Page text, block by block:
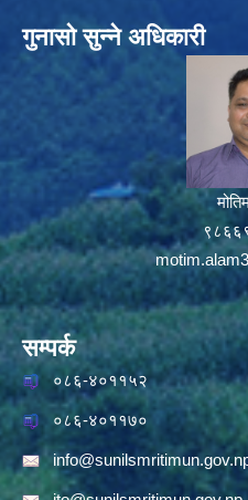
गुनासो सुन्ने अधिकारी
सम्पर्क
०८६-४०११५२
०८६-४०११७०